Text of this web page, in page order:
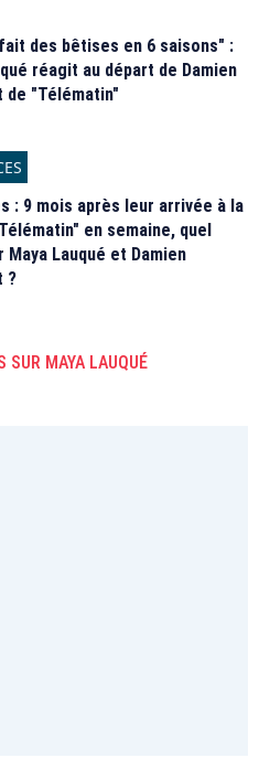
des bêtises en 6 saisons" :
réagit au départ de Damien
de "Télématin"
: 9 mois après leur arrivée à la
en semaine, quel
Maya Lauqué et Damien
?
SUR MAYA LAUQUÉ